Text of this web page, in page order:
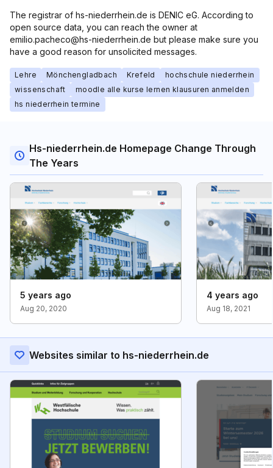
The registrar of hs-niederrhein.de is DENIC eG. According to
open source data, you can reach the owner at
emilio.pacheco@hs-niederrhein.de but please make sure you
have a good reason for unsolicited messages.
Lehre Mönchengladbach Krefeld
hochschule niederrhein
wissenschaft
moodle alle kurse lernen klausuren anmelden
hs niederrhein termine
Hs-niederrhein.de Homepage Change Through
The Years
5 years ago
Aug 20, 2020
4 years ago
Aug 18, 2021
Websites similar to hs-niederrhein.de